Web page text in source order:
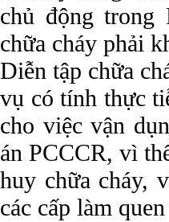
chủ động trong
chữa cháy phải
Diễn tập chữa
vụ có tính thực
cho việc vận
án PCCCR, vì
huy chữa cháy,
các cấp làm